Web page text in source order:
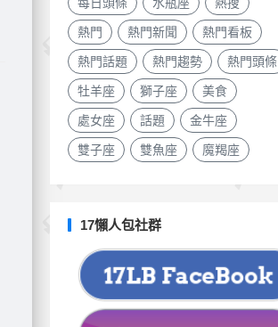
熱門 熱門新聞 熱門看板
熱門話題 熱門趨勢 熱門頭條
牡羊座 獅子座 美食
處女座 話題 金牛座
雙子座 雙魚座 魔羯座
17懶人包社群